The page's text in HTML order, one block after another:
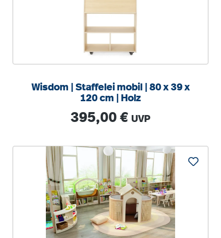
Wisdom | Staffelei mobil | 80 x 39 x
120 cm | Holz
Regulärer Preis:
395,00 € UVP